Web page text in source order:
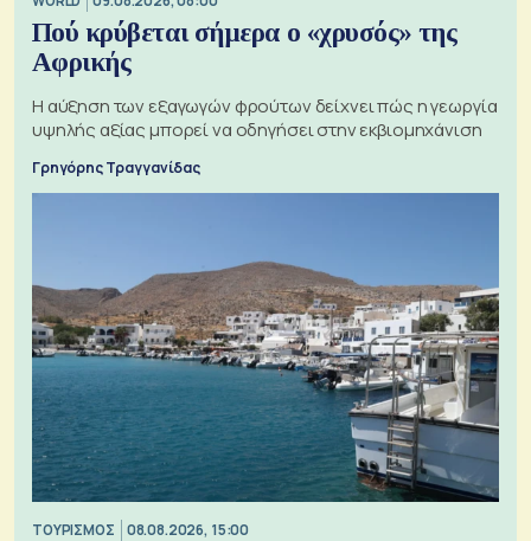
Πού κρύβεται σήμερα ο «χρυσός» της
Αφρικής
Η αύξηση των εξαγωγών φρούτων δείχνει πώς η γεωργία
υψηλής αξίας μπορεί να οδηγήσει στην εκβιομηχάνιση
Γρηγόρης Τραγγανίδας
ΤΟΥΡΙΣΜΟΣ 08.08.2026, 15:00